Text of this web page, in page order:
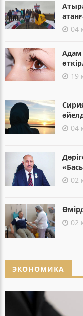
04
Адам
19
04
02
02
ЭКОНОМИКА